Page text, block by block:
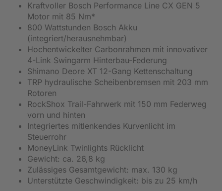
Kraftvoller Bosch Performance Line CX GEN 5
Motor mit 85 Nm*
800 Wattstunden Bosch Akku
(integriert/herausnehmbar)
Hochentwickelter Carbonrahmen mit innovativer
4-Link Swingarm Hinterbau-Federung
Shimano Deore XT 12-Gang Kettenschaltung
TRP hydraulische Scheibenbremsen mit 203 mm
Rotoren
RockShox Trail-Fahrwerk mit 150 mm Federweg
vorn und hinten
Integriertes mitlenkendes Kurvenlicht im
Steuerrohr
MoneyLink Twinlights Rücklicht
Gewicht: ca. 26,8 kg
Zulässiges Gesamtgewicht: max. 130 kg
Unterstützte Geschwindigkeit: bis zu 25 km/h